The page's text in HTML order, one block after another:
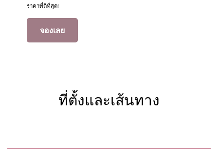
ราคาที่ดีที่สุด!
จองเลย
ที่ตั้งและเส้นทาง